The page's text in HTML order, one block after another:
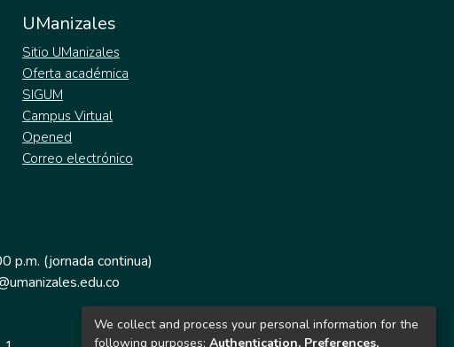
UManizales
Sitio UManizales
Oferta académica
SIGUM
Campus Virtual
Opened
Correo electrónico
p.m. (jornada continua)
We collect and process your personal information for the
following purposes: Authentication, Preferences,